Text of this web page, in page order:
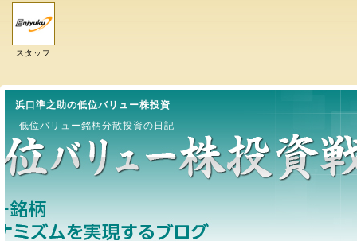
スタッフ
浜口準之助の低位バリュー株投資
-低位バリュー銘柄分散投資の日記